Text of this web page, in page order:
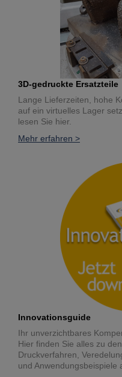
3D-gedruckte Ersatzteile
Lange Lieferzeiten, hohe
auf ein virtuelles Lager
lesen Sie hier.
Mehr erfahren >
Innovationsguide
Ihr unverzichtbares
Hier finden Sie alles zu
Druckverfahren,
und Anwendungsbeispiele